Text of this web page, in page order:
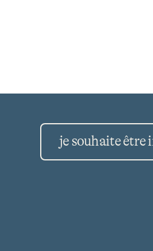
je souhaite être